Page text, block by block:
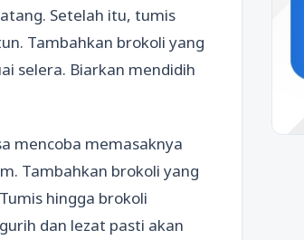
Setelah itu, tumis
Tambahkan brokoli yang
selera. Biarkan mendidih
mencoba memasaknya
Tambahkan brokoli yang
hingga brokoli
dan lezat pasti akan